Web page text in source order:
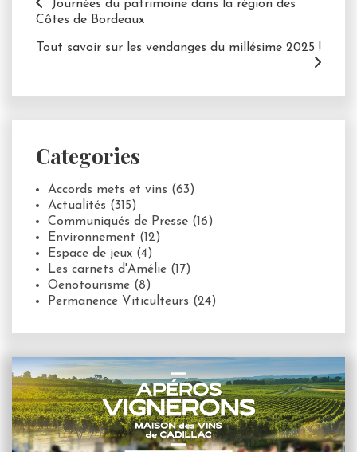
Journées du patrimoine dans la région des
Côtes de Bordeaux
Tout savoir sur les vendanges du millésime 2025 !
Categories
Accords mets et vins (63)
Actualités (315)
Communiqués de Presse (16)
Environnement (12)
Espace de jeux (4)
Les carnets d'Amélie (17)
Oenotourisme (8)
Permanence Viticulteurs (24)